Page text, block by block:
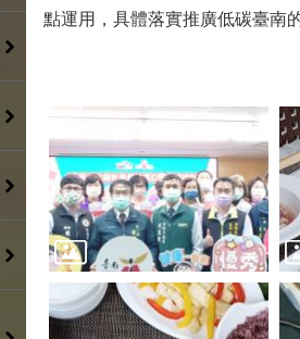
點運用，具體落實推廣低碳臺南